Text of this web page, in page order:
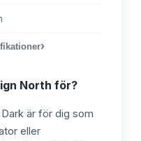
›
North för?
är för dig som
eller